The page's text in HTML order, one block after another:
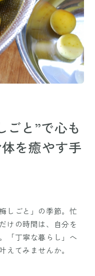
ごと”で心も
を癒やす手
しごと」の季節。忙
けの時間は、自分を
「丁寧な暮らし」へ
えてみませんか。